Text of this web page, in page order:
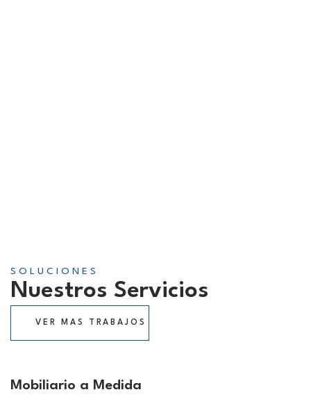
SOLUCIONES
Nuestros Servicios
VER MAS TRABAJOS
Mobiliario a Medida